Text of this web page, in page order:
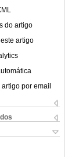
do artigo
artigo
artigo por email